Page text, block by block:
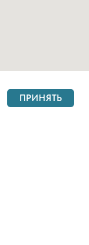
ПРИНЯТЬ